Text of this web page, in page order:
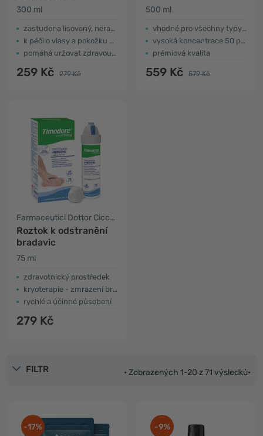
300 ml
zastudena lisovaný, nerafinovaný
k péči o vlasy a pokožku hlavy
pomáhá uržovat zdravou pokožku
259 Kč 279 Kč
500 ml
vhodné pro všechny typy pleti
vysoká koncentrace 50 ppm
prémiová kvalita
559 Kč 579 Kč
Farmaceutici Dottor Ciccarelli
Roztok k odstranění
bradavic
75 ml
zdravotnický prostředek
kryoterapie - zmrazení bradavic
rychlé a účinné působení
279 Kč
FILTR • Zobrazených 1-20 z 71 výsledků•
-17% -9%